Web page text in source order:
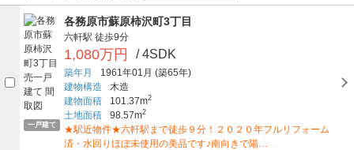
一戸建て
各務原市蘇原柿沢町3丁目
六軒駅 徒歩9分
1,080万円 / 4SDK
築年月 1961年01月 (築65年)
建物構造
木造
建物面積
101.37m2
土地面積 98.57m2
★駅近物件★六軒駅まで徒歩９分！２０２０年フルリフォーム
済・水回りほぼ未使用の美品です♪南向きで陽…